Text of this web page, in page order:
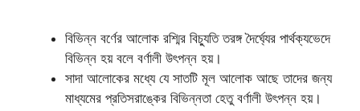
বিভিন্ন বর্ণের আলোক রশ্মির বিচ্যুতি তরঙ্গ দৈর্ঘ্যের পার্থক্যভেদে
বিভিন্ন হয় বলে বর্ণালী উৎপন্ন হয়।
সাদা আলোকের মধ্যে যে সাতটি মূল আলোক আছে তাদের জন্য
মাধ্যমের প্রতিসরাঙ্কের বিভিন্নতা হেতু বর্ণালী উৎপন্ন হয়।